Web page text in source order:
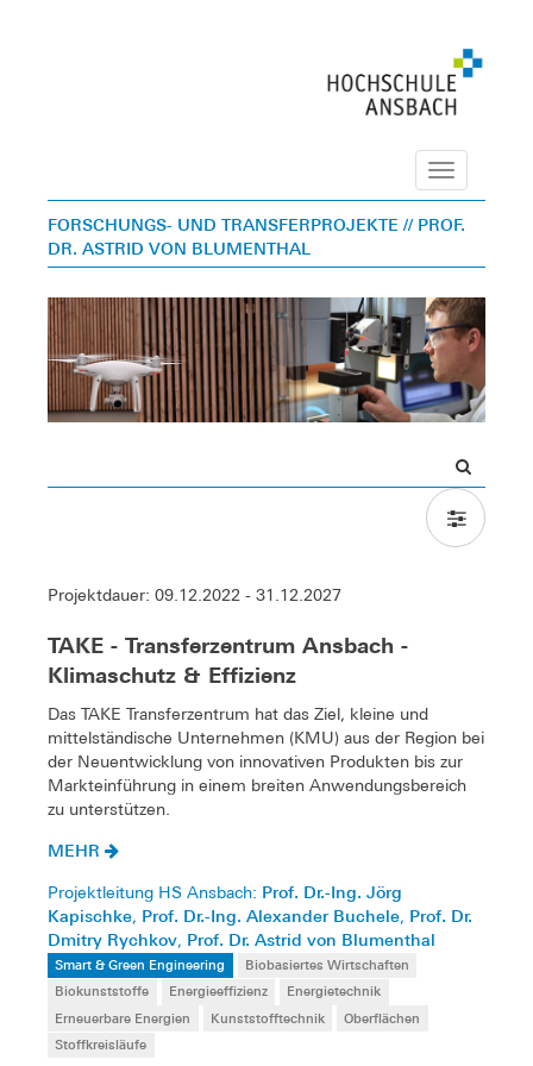
Navigation
FORSCHUNGS- UND TRANSFERPROJEKTE // PROF.
DR. ASTRID VON BLUMENTHAL
Projektdauer: 09.12.2022 - 31.12.2027
TAKE - Transferzentrum Ansbach -
Klimaschutz & Effizienz
Das TAKE Transferzentrum hat das Ziel, kleine und
mittelständische Unternehmen (KMU) aus der Region bei
der Neuentwicklung von innovativen Produkten bis zur
Markteinführung in einem breiten Anwendungsbereich
zu unterstützen.
MEHR
Projektleitung HS Ansbach: Prof. Dr.-Ing. Jörg
Kapischke, Prof. Dr.-Ing. Alexander Buchele, Prof. Dr.
Dmitry Rychkov, Prof. Dr. Astrid von Blumenthal
Smart & Green Engineering
Biobasiertes Wirtschaften
Biokunststoffe
Energieeffizienz
Energietechnik
Erneuerbare Energien
Kunststofftechnik
Oberflächen
Stoffkreisläufe